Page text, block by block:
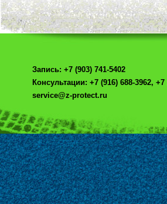
Запись: +7 (903) 741-5402
Консультации: +7 (916) 688-3962, +7
service@z-protect.ru